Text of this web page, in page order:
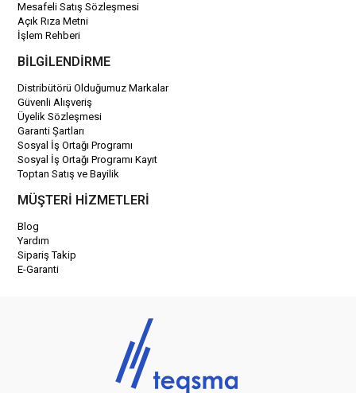
Mesafeli Satış Sözleşmesi
Açık Rıza Metni
İşlem Rehberi
BİLGİLENDİRME
Distribütörü Olduğumuz Markalar
Güvenli Alışveriş
Üyelik Sözleşmesi
Garanti Şartları
Sosyal İş Ortağı Programı
Sosyal İş Ortağı Programı Kayıt
Toptan Satış ve Bayilik
MÜŞTERİ HİZMETLERİ
Blog
Yardım
Sipariş Takip
E-Garanti